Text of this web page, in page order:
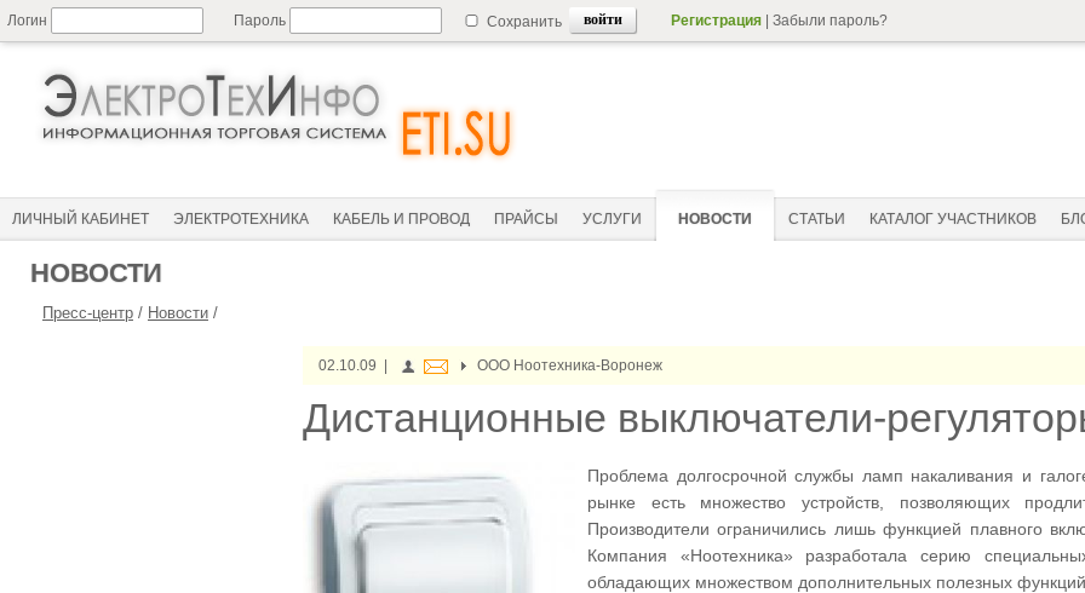
Логин Пароль Сохранить Регистрация Забыли пароль?
ЛИЧНЫЙ КАБИНЕТ ЭЛЕКТРОТЕХНИКА КАБЕЛЬ И ПРОВОД ПРАЙСЫ УСЛУГИ НОВОСТИ СТАТЬИ КАТАЛОГ УЧАСТНИКОВ
НОВОСТИ
Пресс-центр / Новости /
02.10.09 | ООО Ноотехника-Воронеж
Дистанционные выключатели-
Проблема долгосрочной службы ламп накаливания и
рынке есть множество устройств, позволяющих
Производители ограничились лишь функцией плавного
Компания «Ноотехника» разработала серию
обладающих множеством дополнительных полезных